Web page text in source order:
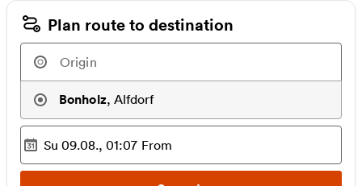
Plan route to destination
Bonholz, Alfdorf
Selected time :
Su 09.08., 01:07 From